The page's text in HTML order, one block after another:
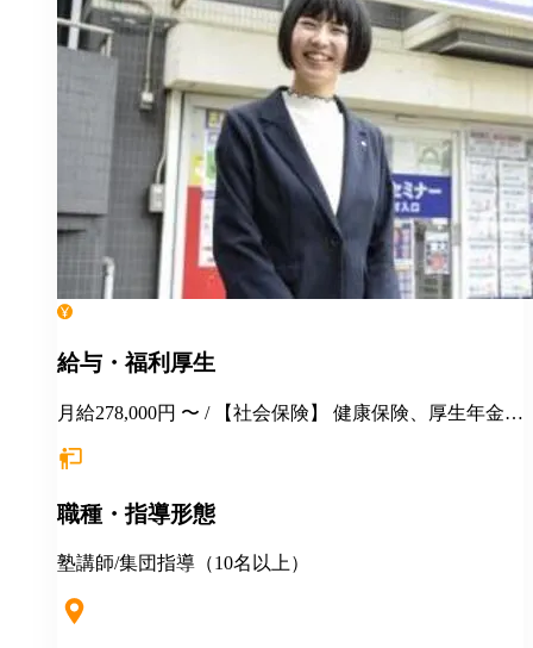
給与・福利厚生
月給278,000円 〜 / 【社会保険】 健康保険、厚生年金保
永年勤続表彰 季節講習報奨金 各種インセンティブ制度
職／教務主任） 各種優待、割引 健康診断 長短貸付 各
入社祝金（最大40万円支給） ★地方からの上京入社、
伴う場合 住居の斡旋 引越し費用一部補助（25万円～35
職種・指導形態
塾講師/集団指導（10名以上）